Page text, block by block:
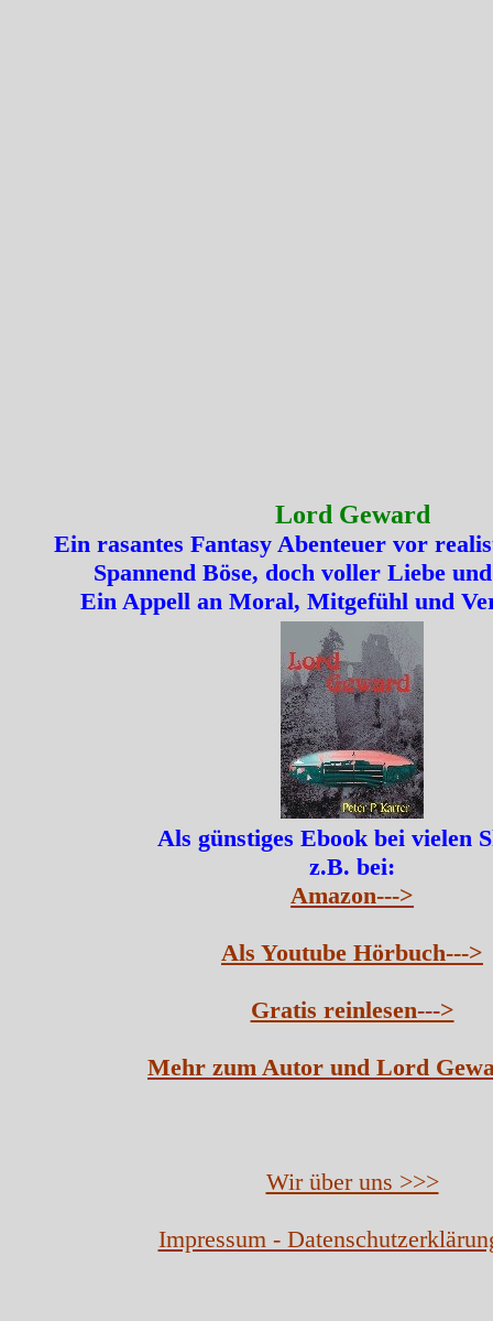
Lord Geward
Ein rasantes Fantasy Abenteuer vor
Spannend Böse, doch voller Liebe
Ein Appell an Moral, Mitgefühl und
Als günstiges Ebook bei vielen
z.B. bei:
Amazon--->
Als Youtube Hörbuch--->
Gratis reinlesen--->
Mehr zum Autor und Lord
Wir über uns >>>
Impressum -